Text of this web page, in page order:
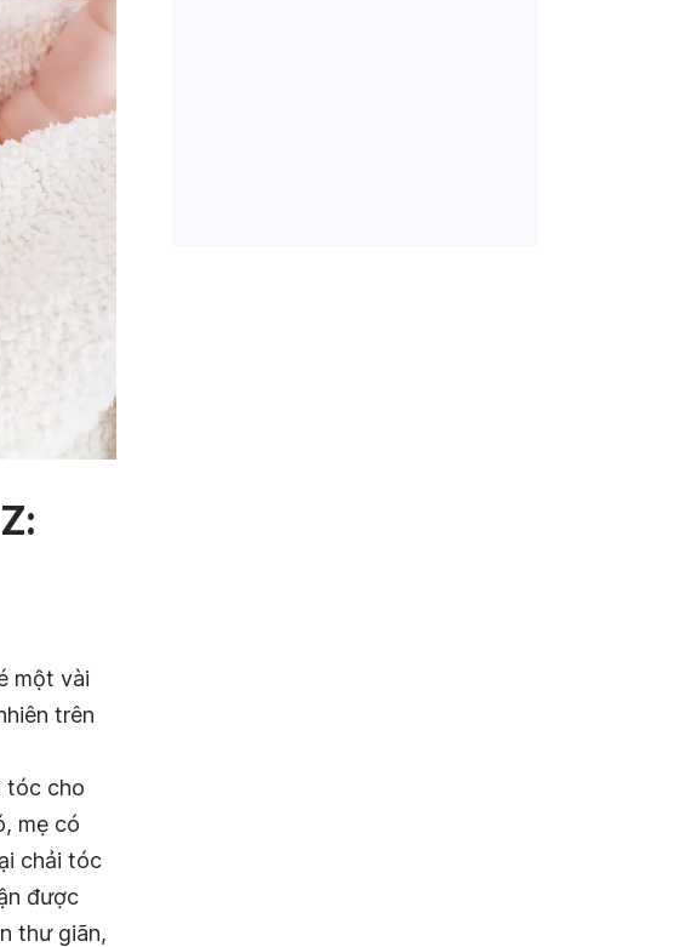
một vài
trên
tóc cho
mẹ có
chải tóc
được
thư giãn,